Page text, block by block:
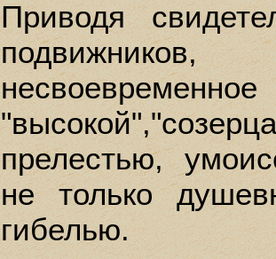
Приводя
прелестью,
не только
гибелью.